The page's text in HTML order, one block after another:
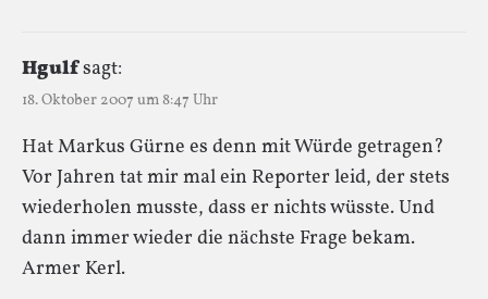
Hgulfsagt:
18. Oktober 2007 um 8:47 Uhr
Hat Markus Gürne es denn mit Würde getragen?
Vor Jahren tat mir mal ein Reporter leid, der stets
wiederholen musste, dass er nichts wüsste. Und
dann immer wieder die nächste Frage bekam.
Armer Kerl.